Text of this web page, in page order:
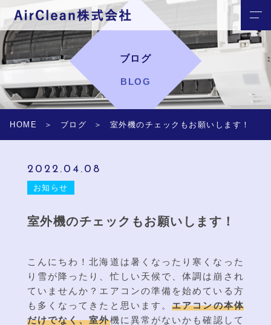
ブログ
BLOG
HOME ブログ 室外機のチェックもお願いします！
2022.04.08
お知らせ
室外機のチェックもお願いします！
こんにちわ！北海道は暑くなったり寒くなった
り雪が降ったり、忙しい天候で、体調は崩され
ていませんか？エアコンの準備を始めている方
も多くなってきたと思います。エアコンの本体
だけでなく、室外機に異常がないかも確認して